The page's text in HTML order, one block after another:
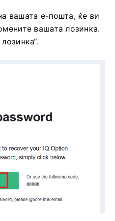
вашата е-пошта, ќе ви
вашата лозинка.